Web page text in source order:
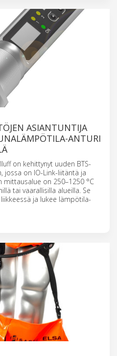
ASIANTUNTIJA
ANTURI
on kehittynyt uuden BTS-
jossa on IO-Link-liitäntä ja
mittausalue on 250–1250 °C
tai vaarallisilla alueilla. Se
ja lukee lämpötila-